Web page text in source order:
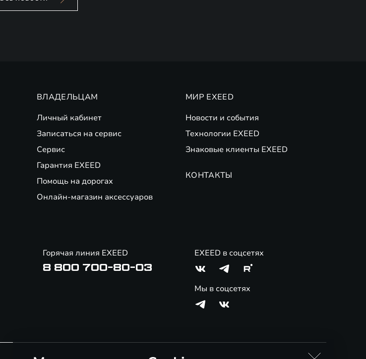
ВЛАДЕЛЬЦАМ
Личный кабинет
Записаться на сервис
Сервис
Гарантия EXEED
Помощь на дорогах
Онлайн-магазин аксессуаров
МИР EXEED
Новости и события
Технологии EXEED
Знаковые клиенты EXEED
КОНТАКТЫ
Горячая линия EXEED
8 800 700-80-03
EXEED в соцсетях
Мы в соцсетях